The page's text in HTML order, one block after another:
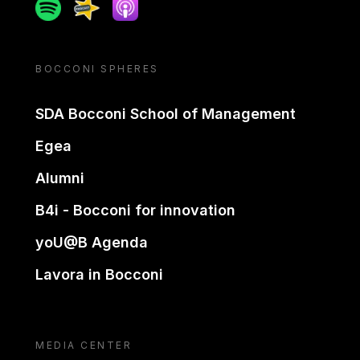
SpotifySpreakerApple podcast
BOCCONI SPHERES
SDA Bocconi School of Management
Egea
Alumni
B4i - Bocconi for innovation
yoU@B Agenda
Lavora in Bocconi
MEDIA CENTER